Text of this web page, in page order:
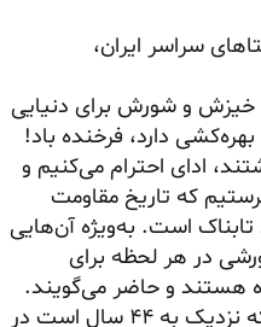
سراسر ایران،
خیزش و شورش برای دنیایی
دارد، فرخنده باد!
ادای احترام می‌کنیم و
که تاریخ مقاومت
تابناک است. به‌ویژه آن‌هایی
در هر لحظه برای
هستند و حاضر می‌گویند.
این ادامه همان مبارزه‌یی است که نزدیک به ۴۴ سال است در